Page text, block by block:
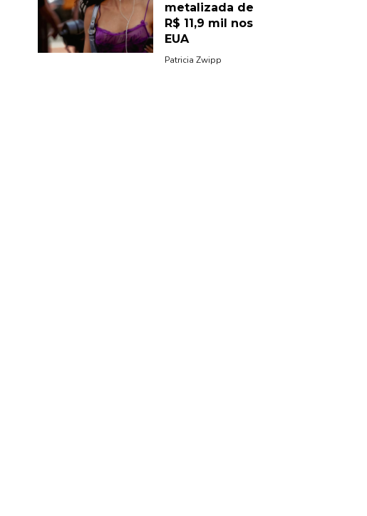
metalizada de
R$ 11,9 mil nos
EUA
Patricia Zwipp